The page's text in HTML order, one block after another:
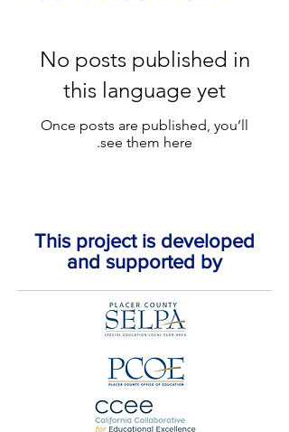
No posts published in
this language yet
Once posts are published, you’ll
see them here.
This project is developed
and supported by